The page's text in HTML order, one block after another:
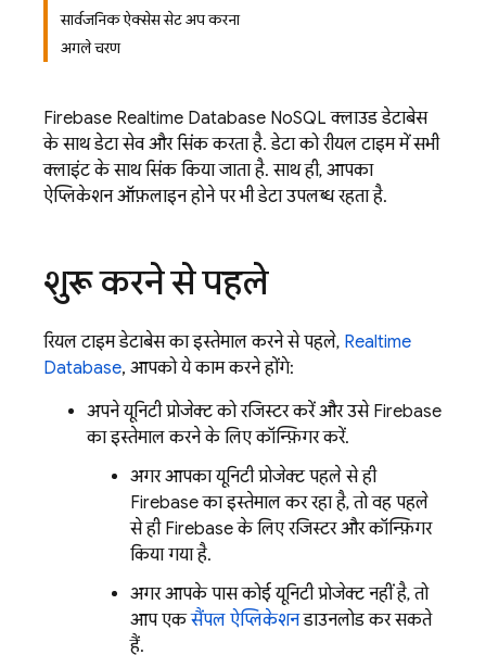
सार्वजनिक ऐक्सेस सेट अप करना
अगले चरण
Firebase Realtime Database NoSQL क्लाउड डेटाबेस
के साथ डेटा सेव और सिंक करता है. डेटा को रीयल टाइम में सभी
क्लाइंट के साथ सिंक किया जाता है. साथ ही, आपका
ऐप्लिकेशन ऑफ़लाइन होने पर भी डेटा उपलब्ध रहता है.
शुरू करने से पहले
रियल टाइम डेटाबेस का इस्तेमाल करने से पहले, Realtime
Database, आपको ये काम करने होंगे:
अपने यूनिटी प्रोजेक्ट को रजिस्टर करें और उसे Firebase
का इस्तेमाल करने के लिए कॉन्फ़िगर करें.
अगर आपका यूनिटी प्रोजेक्ट पहले से ही
Firebase का इस्तेमाल कर रहा है, तो वह पहले
से ही Firebase के लिए रजिस्टर और कॉन्फ़िगर
किया गया है.
अगर आपके पास कोई यूनिटी प्रोजेक्ट नहीं है, तो
आप एकसैंपल ऐप्लिकेशनडाउनलोड कर सकते
हैं.